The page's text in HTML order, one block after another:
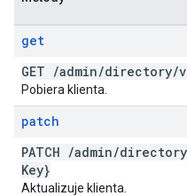
get
GET /admin/directory/
Pobiera klienta.
patch
PATCH /admin/directory
Key}
Aktualizuje klienta.